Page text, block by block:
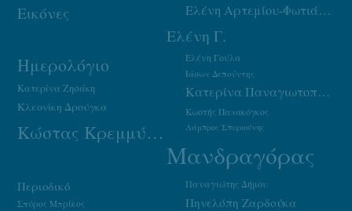
Εικόνες Ελένη Αρτεμίου-Φωτιάδου
Ελένη Γ.
Ελένη Γούλα
Ημερολόγιο Ιάσων Δεπούντης
Κατερίνα Ζησάκη Κατερίνα Παναγιωτοπούλου
Κλεονίκη Δρούγκα Κωστής Παπακόγκος
Κώστας Κρεμμύδας Λάμπρος Σπυριούνης
Μανδραγόρας
Παναγιώτης Δήμου
Περιοδικό
Πηνελόπη Ζαρδούκα
Σπύρος Μπρίκος